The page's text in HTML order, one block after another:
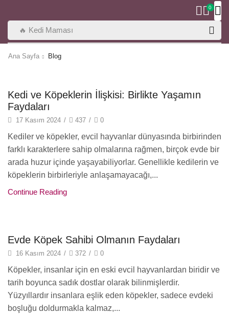
🔥 Kedi Maması
0
Ana Sayfa Blog
Kedi Bakımı
Kedi ve Köpeklerin İlişkisi: Birlikte Yaşamın
Faydaları
17 Kasım 2024 / 437 / 0
Kediler ve köpekler, evcil hayvanlar dünyasında birbirinden
farklı karakterlere sahip olmalarına rağmen, birçok evde bir
arada huzur içinde yaşayabiliyorlar. Genellikle kedilerin ve
köpeklerin birbirleriyle anlaşamayacağı,...
Continue Reading
Köpek Bakımı
Evde Köpek Sahibi Olmanın Faydaları
16 Kasım 2024 / 372 / 0
Köpekler, insanlar için en eski evcil hayvanlardan biridir ve
tarih boyunca sadık dostlar olarak bilinmişlerdir.
Yüzyıllardır insanlara eşlik eden köpekler, sadece evdeki
boşluğu doldurmakla kalmaz,...